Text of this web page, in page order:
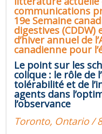
communications
19e Semaine
digestives (CDDW)
d’hiver annuel de
canadienne pour
Le point sur les
colique : le rôle de
tolérabilité et de
agents dans
l’observance
Toronto, Ontario /